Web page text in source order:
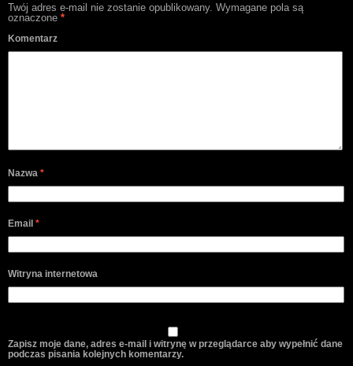
Twój adres e-mail nie zostanie opublikowany. Wymagane pola są
oznaczone *
Komentarz
Nazwa *
Email *
Witryna internetowa
Zapisz moje dane, adres e-mail i witrynę w przeglądarce aby wypełnić dane
podczas pisania kolejnych komentarzy.